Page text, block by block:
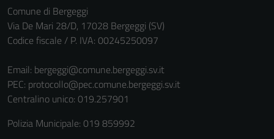
Comune di Bergeggi
Via De Mari 28/D, 17028 Bergeggi (SV)
Codice fiscale / P. IVA: 00245250097
Email: bergeggi@comune.bergeggi.sv.it
PEC: protocollo@pec.comune.bergeggi.sv.it
Centralino unico: 019.257901
Polizia Municipale: 019 859992